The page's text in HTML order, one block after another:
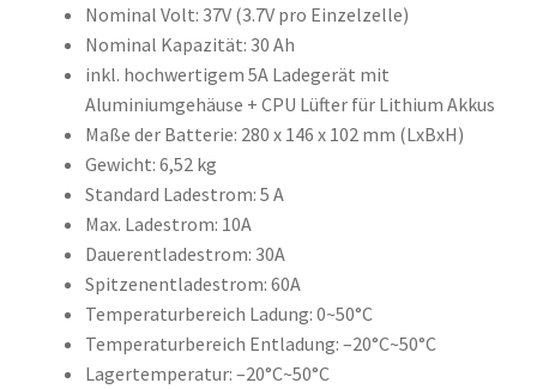
Nominal Volt: 37V (3.7V pro Einzelzelle)
Nominal Kapazität: 30 Ah
inkl. hochwertigem 5A Ladegerät mit
Aluminiumgehäuse + CPU Lüfter für Lithium Akkus
Maße der Batterie: 280 x 146 x 102 mm (LxBxH)
Gewicht: 6,52 kg
Standard Ladestrom: 5 A
Max. Ladestrom: 10A
Dauerentladestrom: 30A
Spitzenentladestrom: 60A
Temperaturbereich Ladung: 0~50°C
Temperaturbereich Entladung: –20°C~50°C
Lagertemperatur: –20°C~50°C